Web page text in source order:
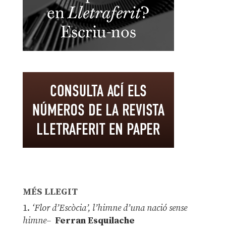
MÉS LLEGIT
1. ‘Flor d’Escòcia’, l’himne d’una nació sense
himne– Ferran Esquilache